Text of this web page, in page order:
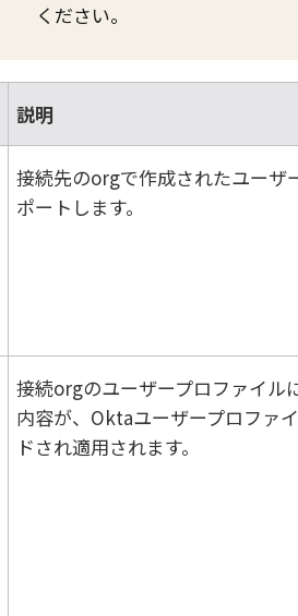
ください。
説明
接続先のorgで作成されたユーザ
ポートします。
接続orgのユーザープロファイル
内容が、 Oktaユーザープロファ
ドされ適用されます。